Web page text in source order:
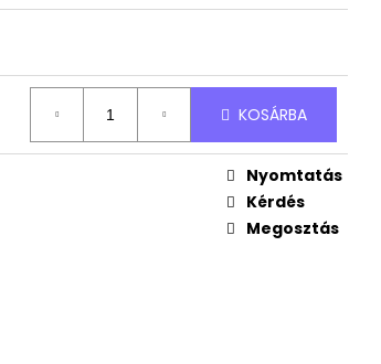
KOSÁRBA
Nyomtatás
Kérdés
Megosztás